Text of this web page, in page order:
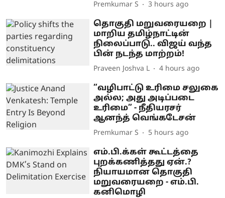
Premkumar S 3 hours ago
தொகுதி மறுவரையறை |
மாறிய தமிழ்நாட்டின்
நிலைப்பாடு.. விஜய் வந்த
பின் நடந்த மாற்றம்!
Praveen Joshva L 4 hours ago
”வழிபாட்டு உரிமை சலுகை
அல்ல; அது அடிப்படை
உரிமை” - நீதியரசர்
ஆனந்த் வெங்கடேசன்
Premkumar S 5 hours ago
எம்.பி.க்கள் கூட்டத்தை
புறக்கணித்தது ஏன்.?
நியாயமான தொகுதி
மறுவரையறை - எம்.பி.
கனிமொழி